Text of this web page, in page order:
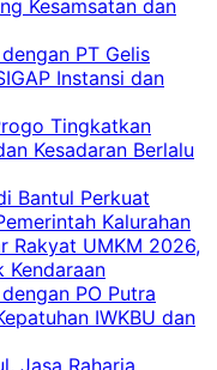
Kesamsatan dan
PT Gelis
Instansi dan
Tingkatkan
Kesadaran Berlalu
Bantul Perkuat
Kalurahan
Rakyat UMKM 2026,
Kendaraan
PO Putra
IWKBU dan
Jasa Raharja